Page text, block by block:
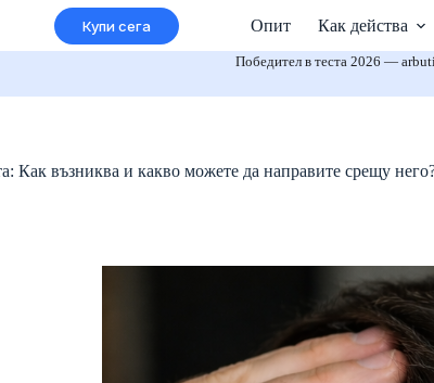
Купи сега Опит Как действа
Победител в теста 2026 —
Как възниква и какво можете да направите срещу